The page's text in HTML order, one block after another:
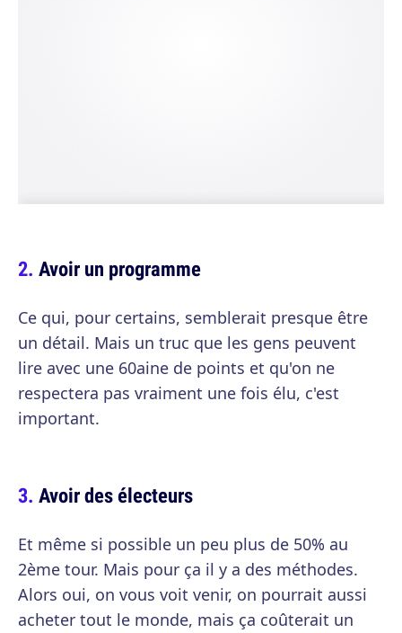
Avoir un programme
Ce qui, pour certains, semblerait presque être
un détail. Mais un truc que les gens peuvent
lire avec une 60aine de points et qu'on ne
respectera pas vraiment une fois élu, c'est
important.
Avoir des électeurs
Et même si possible un peu plus de 50% au
2ème tour. Mais pour ça il y a des méthodes.
Alors oui, on vous voit venir, on pourrait aussi
acheter tout le monde, mais ça coûterait un